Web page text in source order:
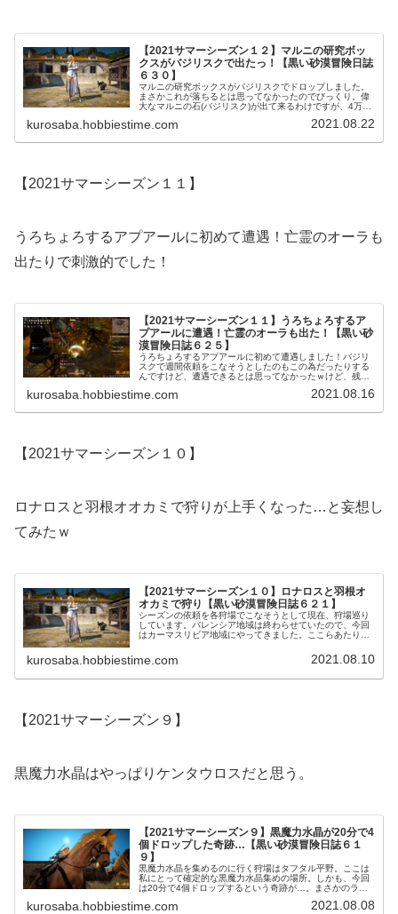
【2021サマーシーズン１２】マルニの研究ボッ
クスがバジリスクで出たっ！【黒い砂漠冒険日誌
６３０】
マルニの研究ボックスがバジリスクでドロップしました。
まさかこれが落ちるとは思ってなかったのでびっくり。偉
大なマルニの石(バジリスク)が出て来るわけですが、4万体
kurosaba.hobbiestime.com 2021.08.22
【2021サマーシーズン１１】
うろちょろするアプアールに初めて遭遇！亡霊のオーラも
出たりで刺激的でした！
【2021サマーシーズン１１】うろちょろするア
プアールに遭遇！亡霊のオーラも出た！【黒い砂
漠冒険日誌６２５】
うろちょろするアプアールに初めて遭遇しました！バジリ
スクで週間依頼をこなそうとしたのもこの為だったりする
んですけど、遭遇できるとは思ってなかったｗけど、残念
て。けど、亡霊のオーラが出たのでいいかな。
kurosaba.hobbiestime.com 2021.08.16
【2021サマーシーズン１０】
ロナロスと羽根オオカミで狩りが上手くなった…と妄想し
てみたｗ
【2021サマーシーズン１０】ロナロスと羽根オ
オカミで狩り【黒い砂漠冒険日誌６２１】
シーズンの依頼を各狩場でこなそうとして現在、狩場巡り
しています。バレンシア地域は終わらせていたので、今回
はカーマスリビア地域にやってきました。ここらあたりか
kurosaba.hobbiestime.com 2021.08.10
【2021サマーシーズン９】
黒魔力水晶はやっぱりケンタウロスだと思う。
【2021サマーシーズン９】黒魔力水晶が20分で4
個ドロップした奇跡…【黒い砂漠冒険日誌６１
９】
黒魔力水晶を集めるのに行く狩場はタフタル平野。ここは
私にとって確定的な黒魔力水晶集めの場所。しかも、今回
は20分で4個ドロップするという奇跡が…。まさかのラッ
くいくものでもなくその後は渋かったです。
kurosaba.hobbiestime.com 2021.08.08